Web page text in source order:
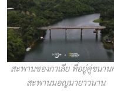
สะพานซองกาเลีย ที่อยู่คู่ขนาน
สะพานมอญมายาวนาน